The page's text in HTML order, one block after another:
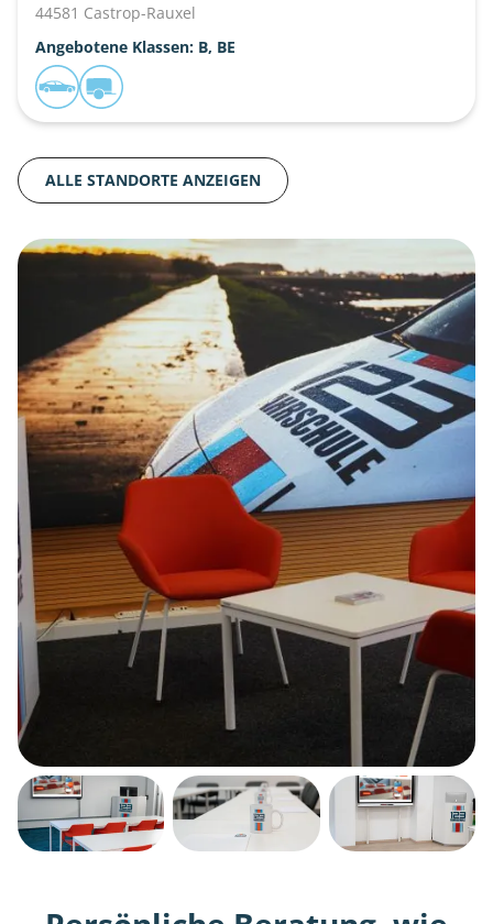
44581 Castrop-Rauxel
Angebotene Klassen: B, BE
ALLE STANDORTE ANZEIGEN